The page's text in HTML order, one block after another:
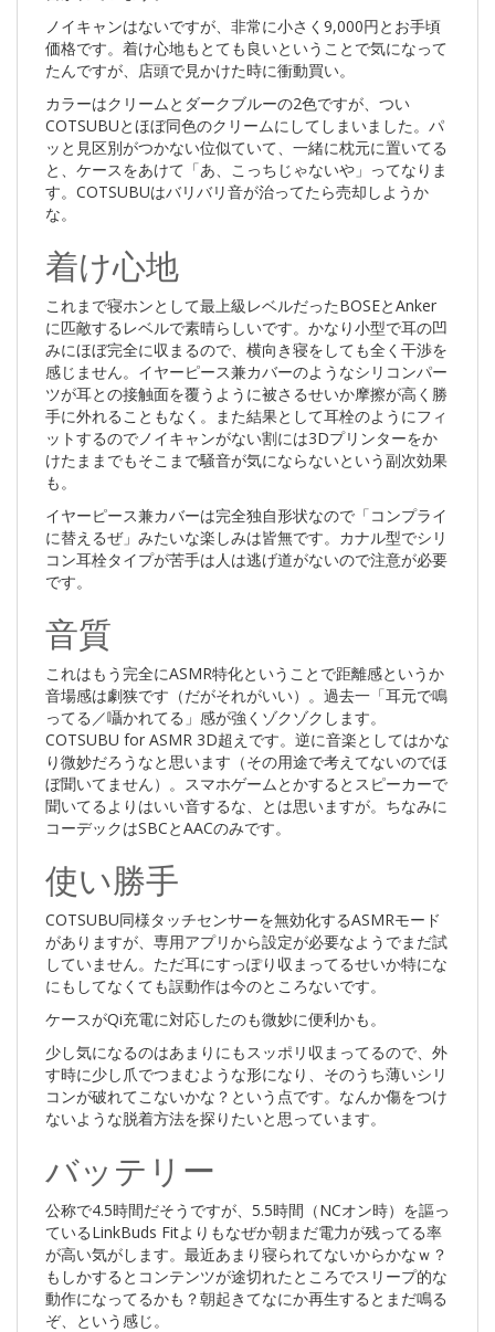
ノイキャンはないですが、非常に小さく9,000円とお手頃
価格です。着け心地もとても良いということで気になって
たんですが、店頭で見かけた時に衝動買い。
カラーはクリームとダークブルーの2色ですが、つい
COTSUBUとほぼ同色のクリームにしてしまいました。パ
ッと見区別がつかない位似ていて、一緒に枕元に置いてる
と、ケースをあけて「あ、こっちじゃないや」ってなりま
す。COTSUBUはバリバリ音が治ってたら売却しようか
な。
着け心地
これまで寝ホンとして最上級レベルだったBOSEとAnker
に匹敵するレベルで素晴らしいです。かなり小型で耳の凹
みにほぼ完全に収まるので、横向き寝をしても全く干渉を
感じません。イヤーピース兼カバーのようなシリコンパー
ツが耳との接触面を覆うように被さるせいか摩擦が高く勝
手に外れることもなく。また結果として耳栓のようにフィ
ットするのでノイキャンがない割には3Dプリンターをか
けたままでもそこまで騒音が気にならないという副次効果
も。
イヤーピース兼カバーは完全独自形状なので「コンプライ
に替えるぜ」みたいな楽しみは皆無です。カナル型でシリ
コン耳栓タイプが苦手は人は逃げ道がないので注意が必要
です。
音質
これはもう完全にASMR特化ということで距離感というか
音場感は劇狭です（だがそれがいい）。過去一「耳元で鳴
ってる／囁かれてる」感が強くゾクゾクします。
COTSUBU for ASMR 3D超えです。逆に音楽としてはかな
り微妙だろうなと思います（その用途で考えてないのでほ
ぼ聞いてません）。スマホゲームとかするとスピーカーで
聞いてるよりはいい音するな、とは思いますが。ちなみに
コーデックはSBCとAACのみです。
使い勝手
COTSUBU同様タッチセンサーを無効化するASMRモード
がありますが、専用アプリから設定が必要なようでまだ試
していません。ただ耳にすっぽり収まってるせいか特にな
にもしてなくても誤動作は今のところないです。
ケースがQi充電に対応したのも微妙に便利かも。
少し気になるのはあまりにもスッポリ収まってるので、外
す時に少し爪でつまむような形になり、そのうち薄いシリ
コンが破れてこないかな？という点です。なんか傷をつけ
ないような脱着方法を探りたいと思っています。
バッテリー
公称で4.5時間だそうですが、5.5時間（NCオン時）を謳っ
ているLinkBuds Fitよりもなぜか朝まだ電力が残ってる率
が高い気がします。最近あまり寝られてないからかなｗ？
もしかするとコンテンツが途切れたところでスリープ的な
動作になってるかも？朝起きてなにか再生するとまだ鳴る
ぞ、という感じ。